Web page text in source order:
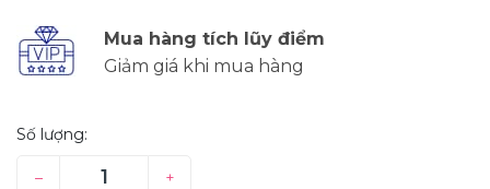
Mua hàng tích lũy điểm
Giảm giá khi mua hàng
Số lượng:
– +